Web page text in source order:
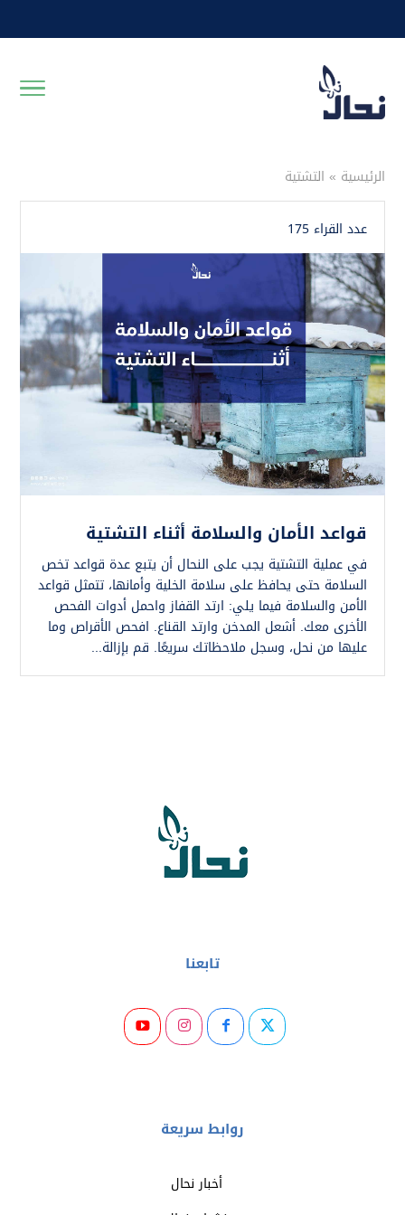
الرئيسية » التشتية
عدد القراء 175
قواعد الأمان والسلامة أثناء التشتية
في عملية التشتية يجب على النحال أن يتبع عدة قواعد تخص
السلامة حتى يحافظ على سلامة الخلية وأمانها، تتمثل قواعد
الأمن والسلامة فيما يلي: ارتد القفاز واحمل أدوات الفحص
الأخرى معك. أشعل المدخن وارتد القناع. افحص الأقراص وما
عليها من نحل، وسجل ملاحظاتك سريعًا. قم بإزالة...
تابعنا
روابط سريعة
أخبار نحال